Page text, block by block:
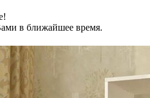
в ближайшее время.